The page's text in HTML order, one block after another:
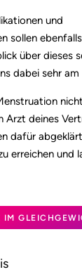
und
sollen
über dieses
dabei sehr am
deines
dafür
erreichen und
IM